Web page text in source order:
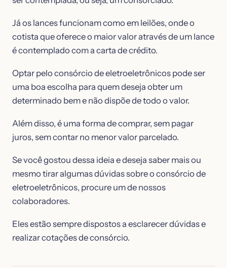
Já os lances funcionam como em leilões, onde o
cotista que oferece o maior valor através de um lance
é contemplado com a carta de crédito.
Optar pelo consórcio de eletroeletrônicos pode ser
uma boa escolha para quem deseja obter um
determinado bem e não dispõe de todo o valor.
Além disso, é uma forma de comprar, sem pagar
juros, sem contar no menor valor parcelado.
Se você gostou dessa ideia e deseja saber mais ou
mesmo tirar algumas dúvidas sobre o consórcio de
eletroeletrônicos, procure um de nossos
colaboradores.
Eles estão sempre dispostos a esclarecer dúvidas e
realizar cotações de consórcio.